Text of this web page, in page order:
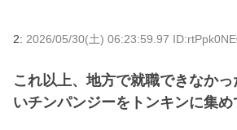
2: 2026/05/30(土) 06:23:59.97
これ以上、地方で就職できなか
いチンパンジーをトンキンに集